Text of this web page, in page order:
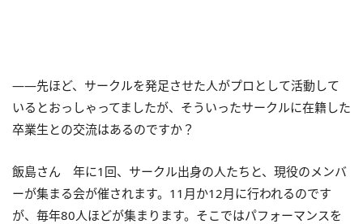
――先ほど、サークルを発足させた人がプロとして活動して
いるとおっしゃってましたが、そういったサークルに在籍した
卒業生との交流はあるのですか？
飯島さん 年に1回、サークル出身の人たちと、現役のメンバ
ーが集まる会が催されます。11月か12月に行われるのです
が、毎年80人ほどが集まります。そこではパフォーマンスを